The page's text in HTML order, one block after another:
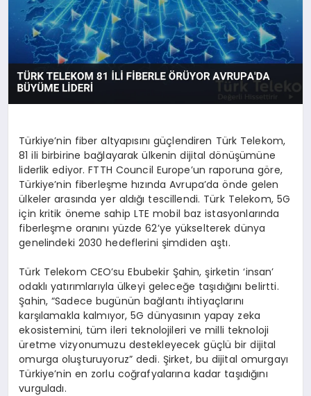
Türkiye’nin fiber altyapısını güçlendiren Türk Telekom,
81 ili birbirine bağlayarak ülkenin dijital dönüşümüne
liderlik ediyor. FTTH Council Europe’un raporuna göre,
Türkiye’nin fiberleşme hızında Avrupa’da önde gelen
ülkeler arasında yer aldığı tescillendi. Türk Telekom, 5G
için kritik öneme sahip LTE mobil baz istasyonlarında
fiberleşme oranını yüzde 62’ye yükselterek dünya
genelindeki 2030 hedeflerini şimdiden aştı.
Türk Telekom CEO’su Ebubekir Şahin, şirketin ‘insan’
odaklı yatırımlarıyla ülkeyi geleceğe taşıdığını belirtti.
Şahin, “Sadece bugünün bağlantı ihtiyaçlarını
karşılamakla kalmıyor, 5G dünyasının yapay zeka
ekosistemini, tüm ileri teknolojileri ve milli teknoloji
üretme vizyonumuzu destekleyecek güçlü bir dijital
omurga oluşturuyoruz” dedi. Şirket, bu dijital omurgayı
Türkiye’nin en zorlu coğrafyalarına kadar taşıdığını
vurguladı.